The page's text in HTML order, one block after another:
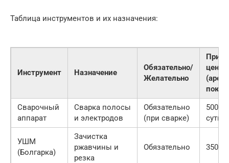
Таблица инструментов и их назначения:
Инструмент Назначение
Обязательно/
Желательно
цена
Сварочный
аппарат
Сварка полосы
и электродов
Обязательно
(при сварке)
500
сутки
УШМ
(Болгарка)
Зачистка
ржавчины и
резка
Обязательно 3500